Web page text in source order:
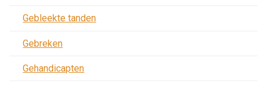
Gebleekte tanden
Gebreken
Gehandicapten